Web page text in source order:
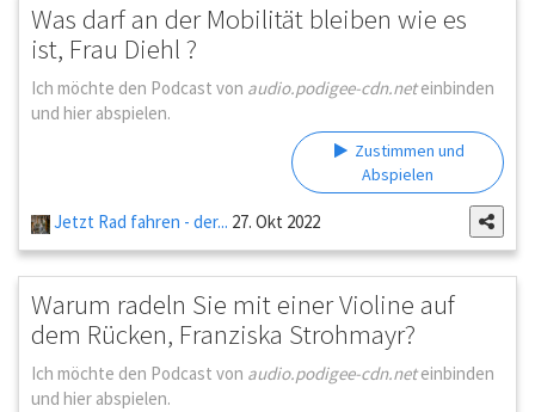
Was darf an der Mobilität bleiben wie es
ist, Frau Diehl ?
Ich möchte den Podcast von audio.podigee-cdn.neteinbinden
und hier abspielen.
Zustimmen und
Abspielen
Jetzt Rad fahren - der... 27. Okt 2022
Warum radeln Sie mit einer Violine auf
dem Rücken, Franziska Strohmayr?
Ich möchte den Podcast von audio.podigee-cdn.neteinbinden
und hier abspielen.